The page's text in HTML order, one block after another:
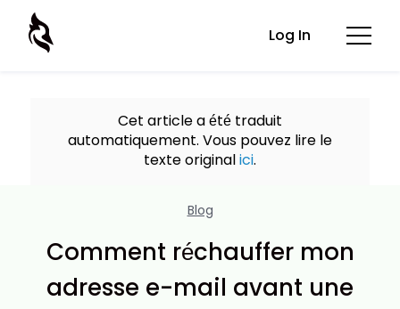
Log In
Cet article a été traduit
automatiquement. Vous pouvez lire le
texte originalici.
Blog
Comment réchauffer mon
adresse e-mail avant une